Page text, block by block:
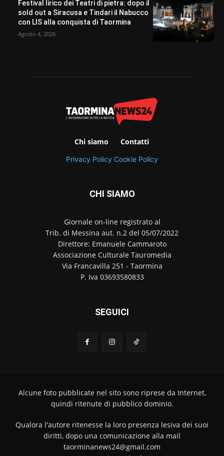
Festival lirico dei Teatri di pietra: dopo il
sold out a Siracusa e Tindari il Nabucco
con LIS alla conquista di Taormina
Agosto 4, 2026
Chi siamo Contatti
Privacy Policy Cookie Policy
CHI SIAMO
Giornale on-line registrato al
Trib. di Messina aut. n.2 del 05/07/2022
Direttore: Emanuele Cammaroto
Associazione Culturale Tauromedia
Via Francavilla 251 - Taormina
P. Iva 03693580833
SEGUICI
Alcune foto pubblicate nel sito sono riprese da Internet,
quindi ritenute di pubblico dominio.
Qualora l'autore ritenesse la loro presenza lesiva dei suoi
diritti, dopo una comunicazione alla mail
taorminanews24@gmail.com